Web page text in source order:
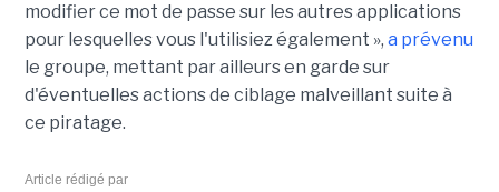
modifier ce mot de passe sur les autres applications
pour lesquelles vous l'utilisiez également », a prévenu
le groupe, mettant par ailleurs en garde sur
d'éventuelles actions de ciblage malveillant suite à
ce piratage.
Article rédigé par